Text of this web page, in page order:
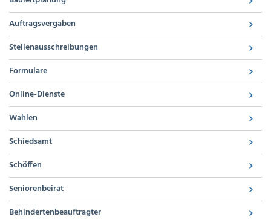
Auftragsvergaben
Stellenausschreibungen
Formulare
Online-Dienste
Wahlen
Schiedsamt
Schöffen
Seniorenbeirat
Behindertenbeauftragter